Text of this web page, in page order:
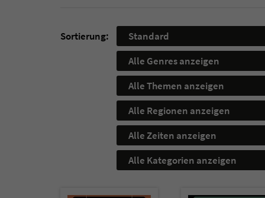
Sortierung:
Standard
Alle Genres anzeigen
Alle Themen anzeigen
Alle Regionen anzeigen
Alle Zeiten anzeigen
Alle Kategorien anzeigen